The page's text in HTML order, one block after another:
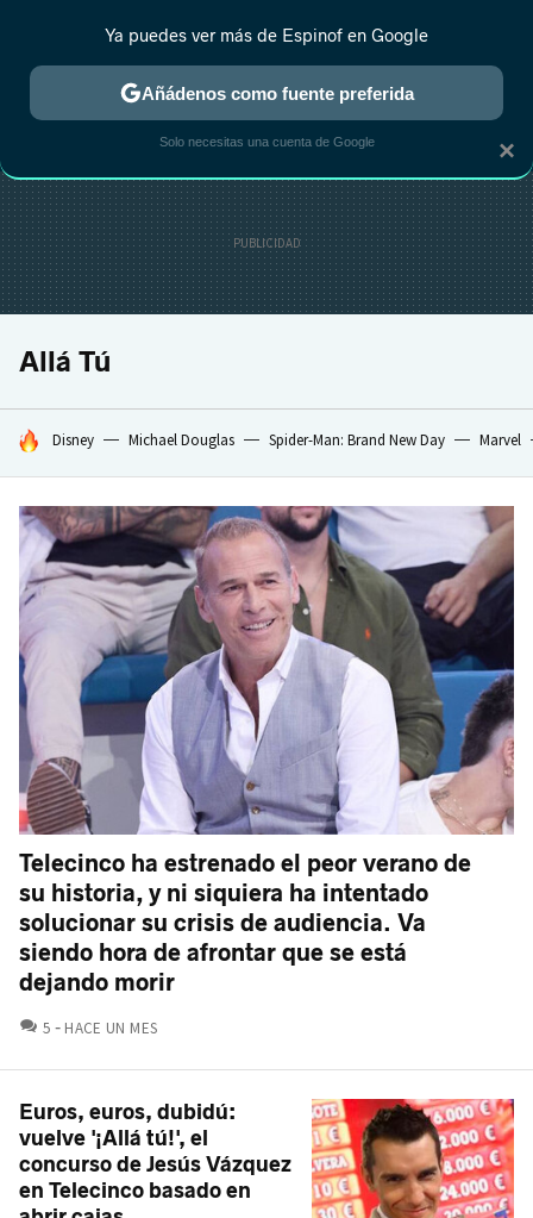
ESTRENOS REALITY ANIME RANKINGS CINE
Allá Tú
HOY SE HABLA DE
Disney Michael Douglas Spider-Man: Brand New Day Marvel
Telecinco ha estrenado el peor verano de
su historia, y ni siquiera ha intentado
solucionar su crisis de audiencia. Va
siendo hora de afrontar que se está
dejando morir
5 COMENTARIOS
HACE UN MES
Euros, euros, dubidú:
vuelve '¡Allá tú!', el
concurso de Jesús Vázquez
en Telecinco basado en
×
Ya puedes ver más de Espinof en Google
Añádenos como fuente preferida
Solo necesitas una cuenta de Google